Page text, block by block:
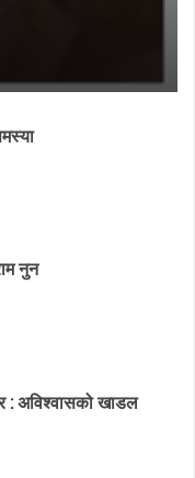
नुन
: अविश्वासको खाडल